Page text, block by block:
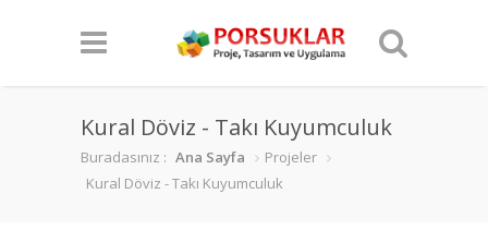
Kural Döviz - Takı Kuyumculuk
Buradasınız : Ana Sayfa
Projeler
Kural Döviz - Takı Kuyumculuk